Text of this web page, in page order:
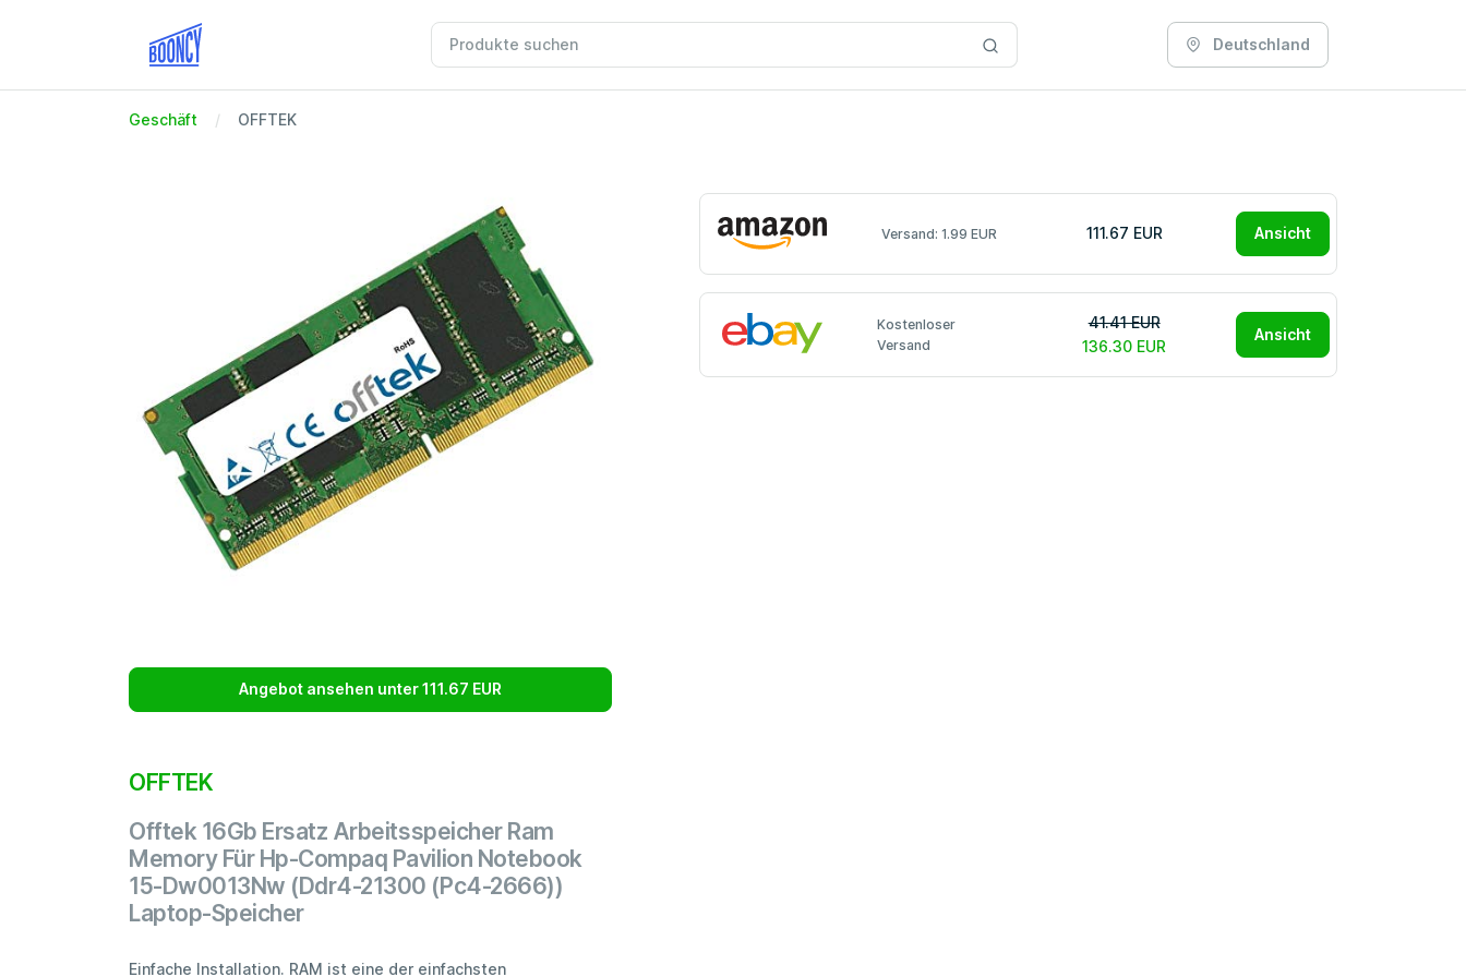
Deutschland
Geschäft OFFTEK
Angebot ansehen unter 111.67 EUR
OFFTEK
Offtek 16Gb Ersatz Arbeitsspeicher Ram
Memory Für Hp-Compaq Pavilion Notebook
15-Dw0013Nw (Ddr4-21300 (Pc4-2666))
Laptop-Speicher
Einfache Installation. RAM ist eine der einfachsten
Versand: 1.99 EUR 111.67 EUR Ansicht
Kostenloser
Versand
41.41 EUR
136.30 EUR
Ansicht